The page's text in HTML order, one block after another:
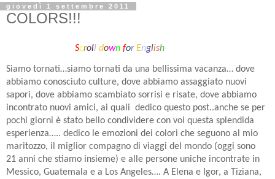
giovedì 1 settembre 2011
COLORS!!!
Scroll down forEnglish
Siamo tornati…siamo tornati da una bellissima vacanza… dove
abbiamo conosciuto culture, dove abbiamo assaggiato nuovi
sapori, dove abbiamo scambiato sorrisi e risate, dove abbiamo
incontrato nuovi amici, ai quali dedico questo post..anche se per
pochi giorni è stato bello condividere con voi questa splendida
esperienza….. dedico le emozioni dei colori che seguono al mio
maritozzo, il miglior compagno di viaggi del mondo (oggi sono
21 anni che stiamo insieme) e alle persone uniche incontrate in
Messico, Guatemala e a Los Angeles…. A Elena e Igor, a Tiziana,